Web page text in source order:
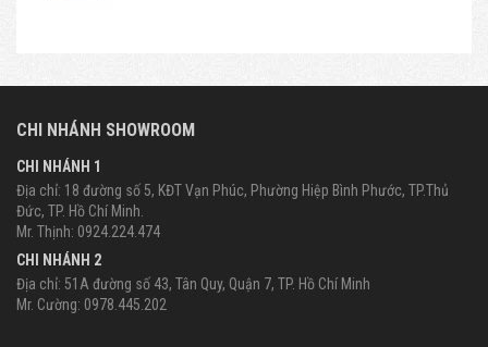
CHI NHÁNH SHOWROOM
CHI NHÁNH 1
Địa chỉ: 18 đường số 5, KĐT Vạn Phúc, Phường Hiệp Bình Phước, TP.Thủ
Đức, TP. Hồ Chí Minh.
Mr. Thịnh: 0924.224.474
CHI NHÁNH 2
Địa chỉ: 51A đường số 43, Tân Quy, Quận 7, TP. Hồ Chí Minh
Mr. Cường: 0978.445.202